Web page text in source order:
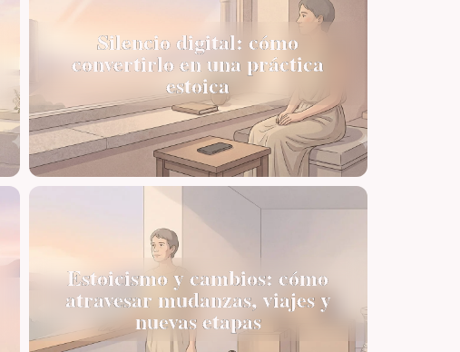
Silencio digital: cómo
convertirlo en una práctica
estoica
Estoicismo y cambios: cómo
atravesar mudanzas, viajes y
nuevas etapas